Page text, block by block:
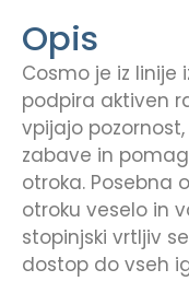
Opis
Cosmo je iz linije
podpira aktiven
vpijajo
zabave in
otroka. Posebna
otroku veselo in
stopinjski vrtljiv
dostop do vseh